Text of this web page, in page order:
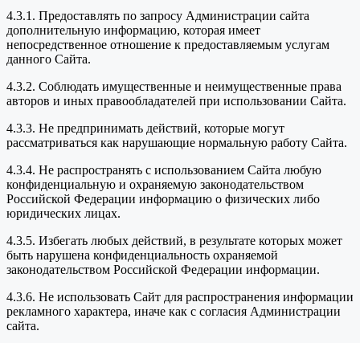
4.3.1. Предоставлять по запросу Администрации сайта
дополнительную информацию, которая имеет
непосредственное отношение к предоставляемым услугам
данного Сайта.
4.3.2. Соблюдать имущественные и неимущественные права
авторов и иных правообладателей при использовании Сайта.
4.3.3. Не предпринимать действий, которые могут
рассматриваться как нарушающие нормальную работу Сайта.
4.3.4. Не распространять с использованием Сайта любую
конфиденциальную и охраняемую законодательством
Российской Федерации информацию о физических либо
юридических лицах.
4.3.5. Избегать любых действий, в результате которых может
быть нарушена конфиденциальность охраняемой
законодательством Российской Федерации информации.
4.3.6. Не использовать Сайт для распространения информации
рекламного характера, иначе как с согласия Администрации
сайта.